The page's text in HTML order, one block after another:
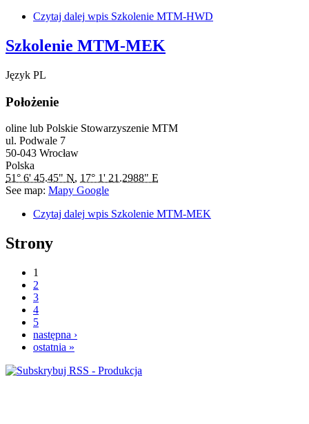
Czytaj dalej wpis Szkolenie MTM-HWD
Szkolenie MTM-MEK
Język PL
Położenie
oline lub Polskie Stowarzyszenie MTM
ul. Podwale 7
50-043 Wrocław
Polska
51° 6' 45.45" N, 17° 1' 21.2988" E
See map: Mapy Google
Czytaj dalej wpis Szkolenie MTM-MEK
Strony
1
2
3
4
5
następna ›
ostatnia »